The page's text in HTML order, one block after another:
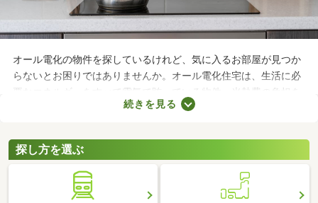
オール電化の物件を探しているけれど、気に入るお部屋が見つか
らないとお困りではありませんか。オール電化住宅は、生活に必
要なエネルギーをすべて電気で賄っている物件。光熱費の負担を
抑える、ガスの使用による火災リスクがないなどのメリットがあ
を紹介します。
続きを見る
探し方を選ぶ